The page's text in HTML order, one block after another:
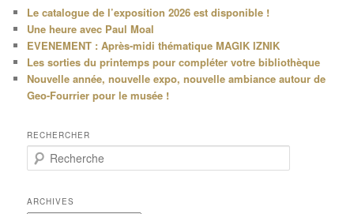
Le catalogue de l’exposition 2026 est disponible !
Une heure avec Paul Moal
EVENEMENT : Après-midi thématique MAGIK IZNIK
Les sorties du printemps pour compléter votre bibliothèque
Nouvelle année, nouvelle expo, nouvelle ambiance autour de
Geo-Fourrier pour le musée !
RECHERCHER
e
h
ARCHIVES